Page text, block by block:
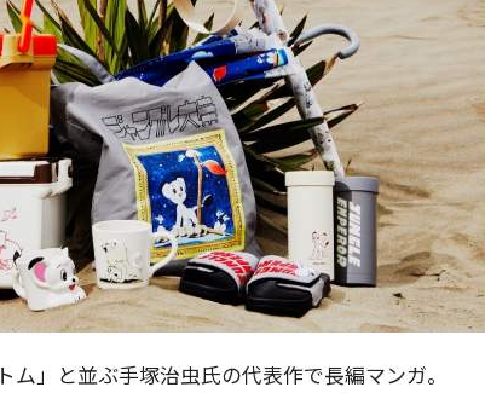
ム」と並ぶ手塚治虫氏の代表作で長編マンガ。